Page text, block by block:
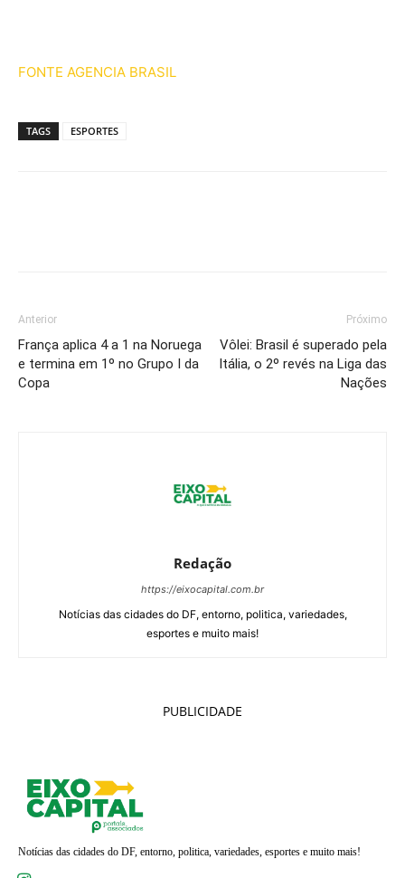
FONTE AGENCIA BRASIL
TAGS ESPORTES
Anterior
França aplica 4 a 1 na Noruega
e termina em 1º no Grupo I da
Copa
Próximo
Vôlei: Brasil é superado pela
Itália, o 2º revés na Liga das
Nações
Redação
https://eixocapital.com.br
Notícias das cidades do DF, entorno, politica, variedades,
esportes e muito mais!
PUBLICIDADE
Notícias das cidades do DF, entorno, politica, variedades, esportes e muito mais!